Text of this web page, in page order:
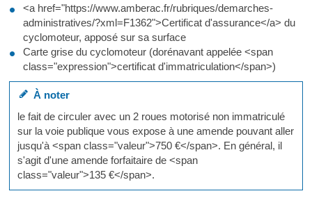
<a href="https://www.amberac.fr/rubriques/demarches-
administratives/?xml=F1362">Certificat d'assurance</a> du
cyclomoteur, apposé sur sa surface
Carte grise du cyclomoteur (dorénavant appelée <span
class="expression">certificat d'immatriculation</span>)
À noter
le fait de circuler avec un 2 roues motorisé non immatriculé
sur la voie publique vous expose à une amende pouvant aller
jusqu'à <span class="valeur">750 €</span>. En général, il
s'agit d'une amende forfaitaire de <span
class="valeur">135 €</span>.